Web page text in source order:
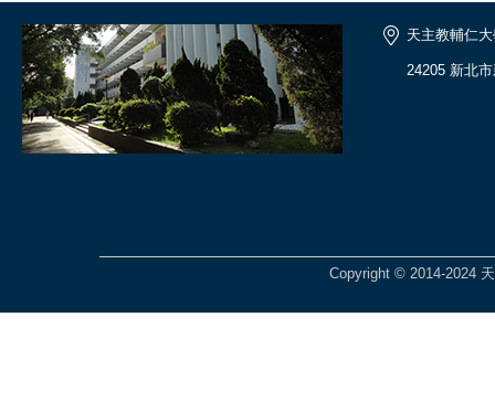
天主教輔仁
24205 新北
Copyright © 2014-2024